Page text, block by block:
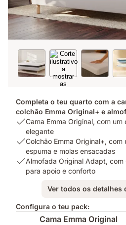
Completa o teu quarto com a
colchão Emma Original+ e
USP
Cama
Emma
Original,
com
e
elegante
Cama Emma Original, com
elegante
USP
Colchão
Emma
estrutura
Colchão Emma Original+,
espuma e molas ensacadas
USP
com
espuma
Almofada Original Adapt, com
para apoio e conforto
Ver todos os detalhes
Configura o teu pack:
Cama Emma Original